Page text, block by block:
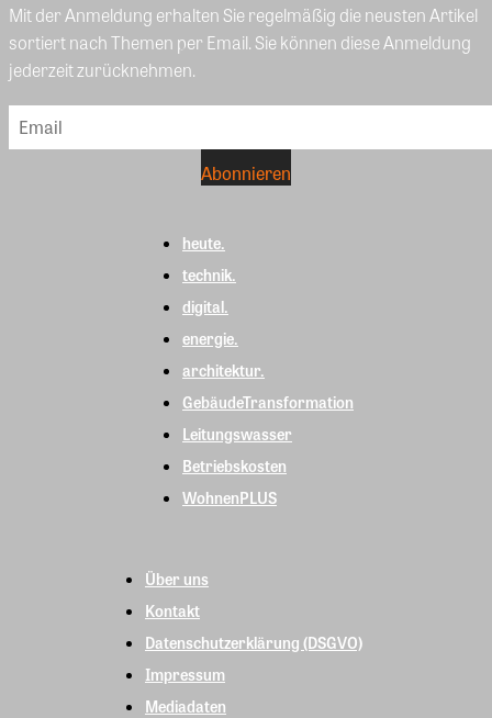
Mit der Anmeldung erhalten Sie regelmäßig die neusten Artikel
sortiert nach Themen per Email. Sie können diese Anmeldung
jederzeit zurücknehmen.
heute.
technik.
digital.
energie.
architektur.
GebäudeTransformation
Leitungswasser
Betriebskosten
WohnenPLUS
Über uns
Kontakt
Datenschutzerklärung (DSGVO)
Impressum
Mediadaten